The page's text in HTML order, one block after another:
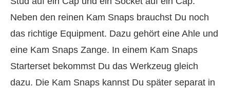
Neben den reinen Kam Snaps brauchst Du noch
das richtige Equipment. Dazu gehört eine Ahle und
eine Kam Snaps Zange. In einem Kam Snaps
Starterset bekommst Du das Werkzeug gleich
dazu. Die Kam Snaps kannst Du später separat in